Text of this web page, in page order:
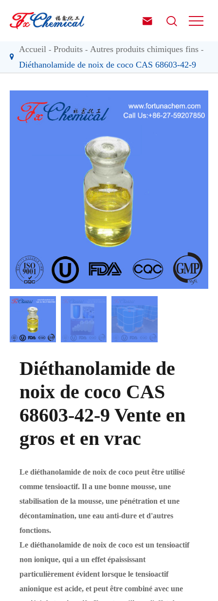
 
Accueil Produits
Autres produits chimiques fins
Diéthanolamide de noix de coco CAS 68603-42-9
Diéthanolamide de
noix de coco CAS
68603-42-9 Vente en
gros et en vrac
Le diéthanolamide de noix de coco peut être utilisé
comme tensioactif. Il a une bonne mousse, une
stabilisation de la mousse, une pénétration et une
décontamination, une eau anti-dure et d'autres
fonctions.
Le diéthanolamide de noix de coco est un tensioactif
non ionique, qui a un effet épaississant
particulièrement évident lorsque le tensioactif
anionique est acide, et peut être combiné avec une